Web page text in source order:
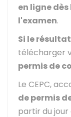
en ligne
l'examen.
Si le
télécharger
permis de
Le CEPC,
de permis
partir du jour